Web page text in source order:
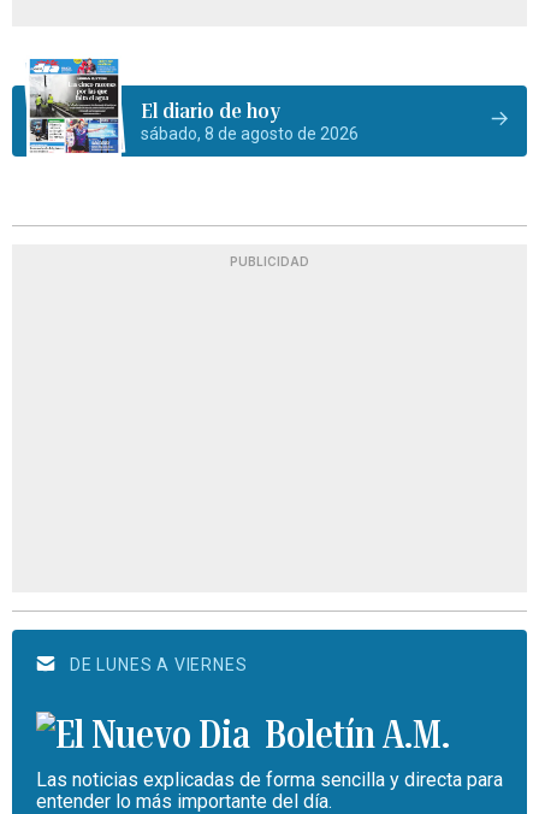
El diario de hoy
sábado, 8 de agosto de 2026
PUBLICIDAD
DE LUNES A VIERNES
Boletín A.M.
Las noticias explicadas de forma sencilla y directa para
entender lo más importante del día.